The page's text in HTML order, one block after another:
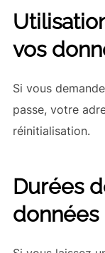
vos
Si vous
passe, votre
réinitialisation.
Durées
données